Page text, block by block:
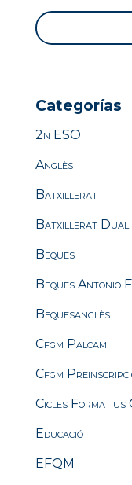
Categorías
2n ESO
Anglès
Batxillerat
Batxillerat Dual
Beques
Beques Antonio
Bequesanglès
Cfgm Palcam
Cfgm
Cicles Formatius
Educació
EFQM